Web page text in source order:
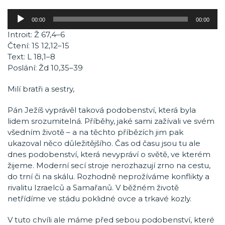
Audio
00:00 00:00
Introit: Ž 67,4–6
Čtení: 1S 12,12–15
Text: L 18,1–8
Poslání: Žd 10,35–39
Milí bratři a sestry,
Pán Ježíš vyprávěl taková podobenství, která byla
lidem srozumitelná. Příběhy, jaké sami zažívali ve svém
všedním životě – a na těchto příbězích jim pak
ukazoval něco důležitějšího. Čas od času jsou tu ale
dnes podobenství, která nevypráví o světě, ve kterém
žijeme. Moderní secí stroje nerozhazují zrno na cestu,
do trní či na skálu. Rozhodně neprožíváme konflikty a
rivalitu Izraelců a Samařanů. V běžném životě
netřídíme ve stádu poklidné ovce a trkavé kozly.
V tuto chvíli ale máme před sebou podobenství, které